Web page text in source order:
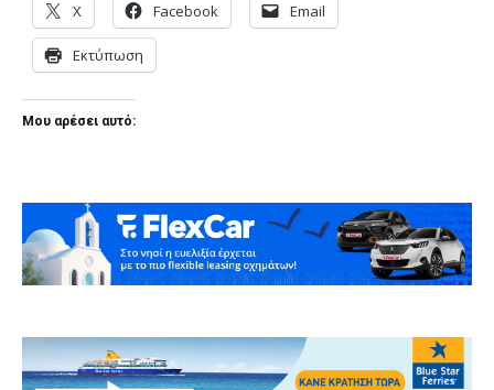
X Facebook Email
Εκτύπωση
Μου αρέσει αυτό: